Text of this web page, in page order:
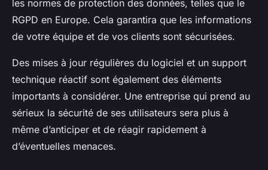
les normes de protection des données, telles que le
RGPD en Europe. Cela garantira que les informations
de votre équipe et de vos clients sont sécurisées.
Des mises à jour régulières du logiciel et un support
technique réactif sont également des éléments
importants à considérer. Une entreprise qui prend au
sérieux la sécurité de ses utilisateurs sera plus à
même d’anticiper et de réagir rapidement à
d’éventuelles menaces.